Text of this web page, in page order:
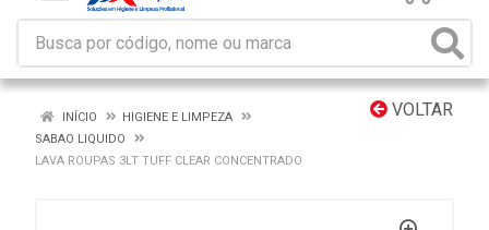
VOLTAR
INÍCIO
HIGIENE E LIMPEZA
SABAO LIQUIDO
LAVA ROUPAS 3LT TUFF CLEAR CONCENTRADO